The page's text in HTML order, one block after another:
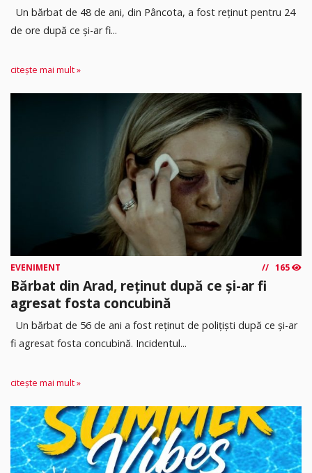
Un bărbat de 48 de ani, din Pâncota, a fost reținut pentru 24
de ore după ce și-ar fi...
citește mai mult »
EVENIMENT 165
Bărbat din Arad, reținut după ce și-ar fi
agresat fosta concubină
Un bărbat de 56 de ani a fost reținut de polițiști după ce și-ar
fi agresat fosta concubină. Incidentul...
citește mai mult »